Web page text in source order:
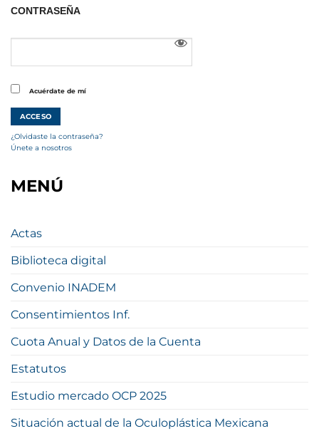
CONTRASEÑA
Acuérdate de mí
¿Olvidaste la contraseña?
Únete a nosotros
MENÚ
Actas
Biblioteca digital
Convenio INADEM
Consentimientos Inf.
Cuota Anual y Datos de la Cuenta
Estatutos
Estudio mercado OCP 2025
Situación actual de la Oculoplástica Mexicana